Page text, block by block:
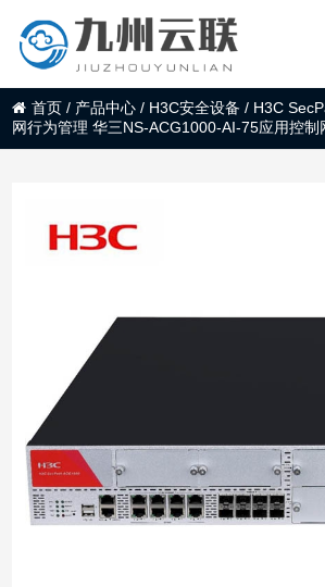
首页 / 产品中心 / H3C安全设备 / H3C
网行为管理 华三NS-ACG1000-AI-75应用控制